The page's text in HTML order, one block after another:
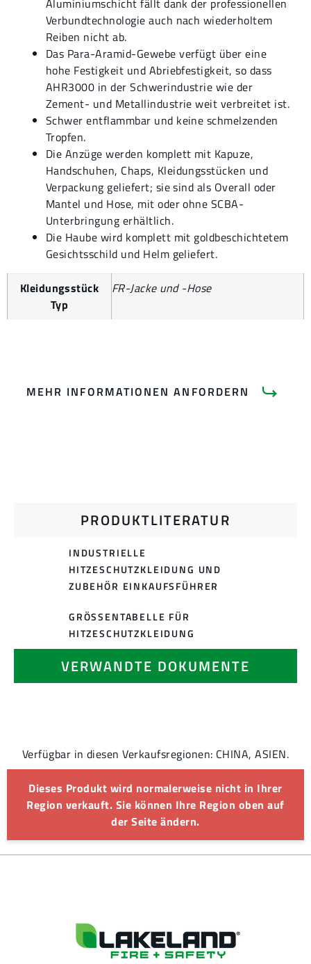
Aluminiumschicht fällt dank der professionellen
Verbundtechnologie auch nach wiederholtem
Reiben nicht ab.
Das Para-Aramid-Gewebe verfügt über eine
hohe Festigkeit und Abriebfestigkeit, so dass
AHR3000 in der Schwerindustrie wie der
Zement- und Metallindustrie weit verbreitet ist.
Schwer entflammbar und keine schmelzenden
Tropfen.
Die Anzüge werden komplett mit Kapuze,
Handschuhen, Chaps, Kleidungsstücken und
Verpackung geliefert; sie sind als Overall oder
Mantel und Hose, mit oder ohne SCBA-
Unterbringung erhältlich.
Die Haube wird komplett mit goldbeschichtetem
Gesichtsschild und Helm geliefert.
Kleidungsstück
Typ
FR-Jacke und -Hose
MEHR INFORMATIONEN ANFORDERN
PRODUKTLITERATUR
VERWANDTE DOKUMENTE
INDUSTRIELLE
HITZESCHUTZKLEIDUNG UND
ZUBEHÖR EINKAUFSFÜHRER
GRÖSSENTABELLE FÜR H
ITZESCHUTZKLEIDUNG
Verfügbar in diesen Verkaufsregionen: CHINA, ASIEN.
Dieses Produkt wird normalerweise nicht in Ihrer
Region verkauft. Sie können Ihre Region oben auf
der Seite ändern.